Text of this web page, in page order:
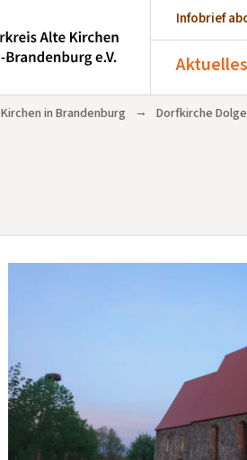
Infobrief
Aktuelles
Kirchen in Brandenburg → Dorfkirche